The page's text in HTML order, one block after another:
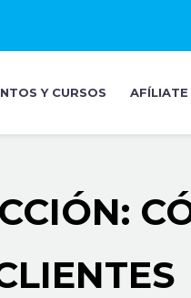
Y CURSOS AFÍLIATE